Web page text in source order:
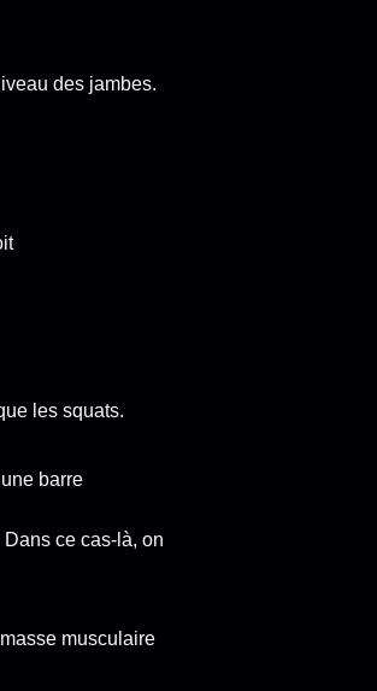
des jambes.
les squats.
barre
ce cas-là, on
musculaire